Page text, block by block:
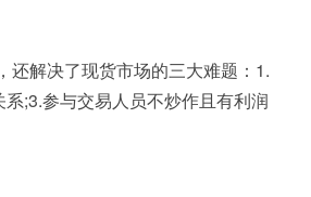
解决了现货市场的三大难题：1.
;3.参与交易人员不炒作且有利润